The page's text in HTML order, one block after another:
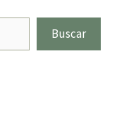
Buscar